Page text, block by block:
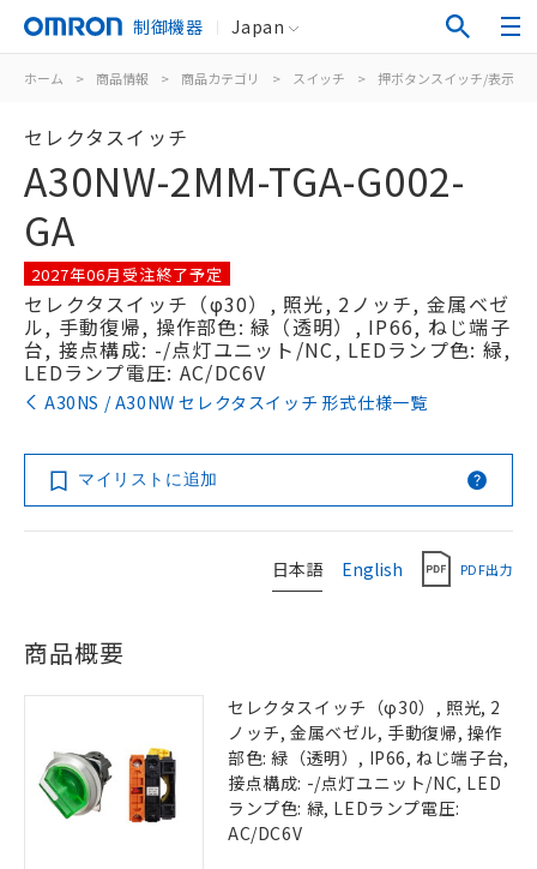
制御機器 Japan
ホーム > 商品情報 > 商品カテゴリ > スイッチ > 押ボタンスイッチ/表示灯
セレクタスイッチ
A30NW-2MM-TGA-G002-
GA
2027年06月受注終了予定
セレクタスイッチ（φ30）, 照光, 2ノッチ, 金属ベゼ
ル, 手動復帰, 操作部色: 緑（透明）, IP66, ねじ端子
台, 接点構成: -/点灯ユニット/NC, LEDランプ色: 緑,
LEDランプ電圧: AC/DC6V
A30NS / A30NW セレクタスイッチ 形式仕様一覧
マイリストに追加
日本語 English PDF出力
商品概要
セレクタスイッチ（φ30）, 照光, 2
ノッチ, 金属ベゼル, 手動復帰, 操作
部色: 緑（透明）, IP66, ねじ端子台,
接点構成: -/点灯ユニット/NC, LED
ランプ色: 緑, LEDランプ電圧:
AC/DC6V